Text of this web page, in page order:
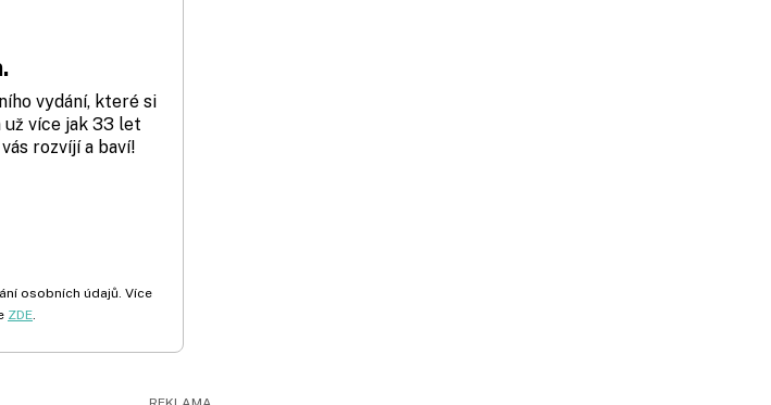
vydání, které si
už více jak 33 let
rozvíjí a baví!
osobních údajů. Více
ZDE